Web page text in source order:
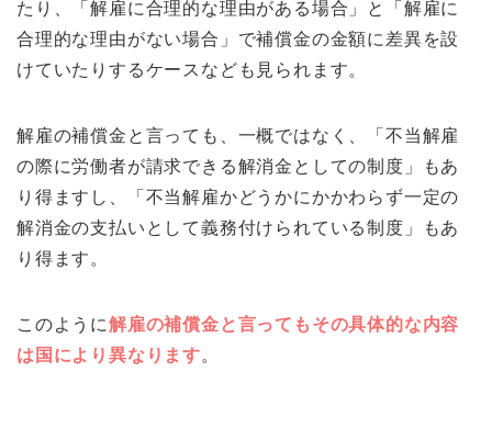
たり、「解雇に合理的な理由がある場合」と「解雇に
合理的な理由がない場合」で補償金の金額に差異を設
けていたりするケースなども見られます。
解雇の補償金と言っても、一概ではなく、「不当解雇
の際に労働者が請求できる解消金としての制度」もあ
り得ますし、「不当解雇かどうかにかかわらず一定の
解消金の支払いとして義務付けられている制度」もあ
り得ます。
このように解雇の補償金と言ってもその具体的な内容
は国により異なります。